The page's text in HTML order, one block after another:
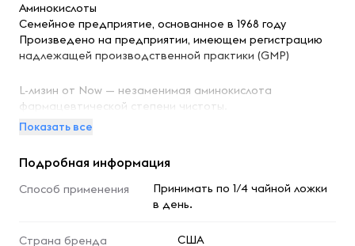
Аминокислоты
Семейное предприятие, основанное в 1968 году
Произведено на предприятии, имеющем регистрацию
надлежащей производственной практики (GMP)
L-лизин от Now — незаменимая аминокислота
фармацевтической степени чистоты.
необходимо получать с пищей или с добавками. Лизин
необходим для выработки всех белков в организме, а
также для поддержания структурных белков коллагена
и эластина, которые образуют всю соединительную
является прекурсором карнитина, который необходим
Показать все
Подробная информация
Способ применения
Принимать по 1/4 чайной ложки
в день.
Страна бренда США